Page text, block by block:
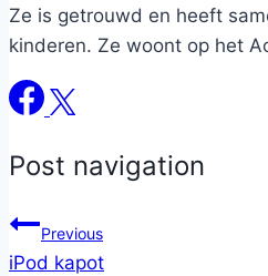
Ze is getrouwd en heeft
kinderen. Ze woont op het
Post navigation
Previous
iPod kapot